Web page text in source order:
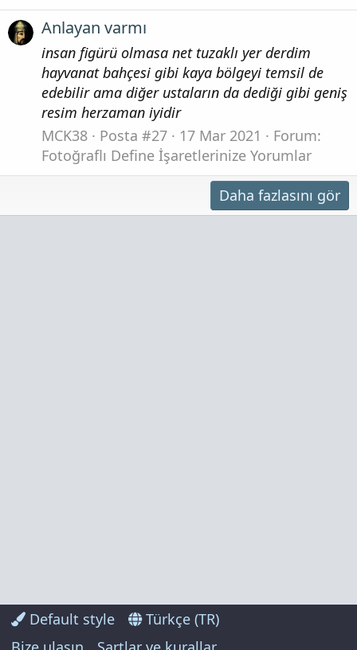
Anlayan varmı
insan figürü olmasa net tuzaklı yer derdim
hayvanat bahçesi gibi kaya bölgeyi temsil de
edebilir ama diğer ustaların da dediği gibi geniş
resim herzaman iyidir
MCK38
Posta #27 17 Mar 2021
Forum:
Fotoğraflı Define İşaretlerinize Yorumlar
Daha fazlasını gör
Default style
Türkçe (TR)